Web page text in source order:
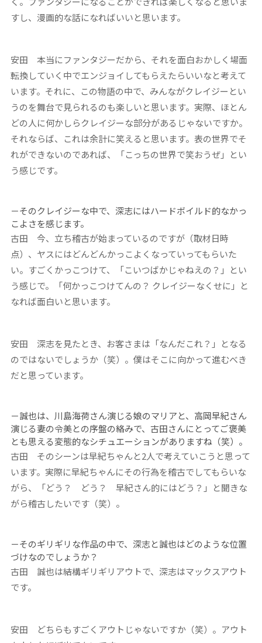
すし、漫画的な話になればいいと思います。
安田 本当にファンタジーだから、それを面白おかしく場面
転換していく中でエンジョイしてもらえたらいいなと考えて
います。それに、この物語の中で、みんながクレイジーとい
うのを舞台で見られるのも楽しいと思います。実際、ほとん
どの人に何かしらクレイジーな部分があるじゃないですか。
それならば、これは余計に笑えると思います。表の世界でそ
れができないのであれば、「こっちの世界で笑おうぜ」とい
う感じです。
－そのクレイジーな中で、 深志にはハードボイルド的なかっ
こよさを感じます。
古田 今、立ち稽古が始まっているのですが（取材日時
点）、ヤスにはどんどんかっこよくなっていってもらいた
い。すごくかっこつけて、「こいつばかじゃねえの？」とい
う感じで。「何かっこつけてんの？ クレイジーなくせに」と
なれば面白いと思います。
安田 深志を見たとき、お客さまは「なんだこれ？」となる
のではないでしょうか（笑）。僕はそこに向かって進むべき
だと思っています。
－誠也は、川島海荷さん演じる娘のマリアと、高岡早紀さん
演じる妻の令美との序盤の絡みで、古田さんにとってご褒美
とも思える変態的なシチュエーションがありますね（笑）。
古田 そのシーンは早紀ちゃんと2人で考えていこうと思って
います。実際に早紀ちゃんにその行為を稽古でしてもらいな
がら、「どう？ どう？ 早紀さん的にはどう？」と聞きな
がら稽古したいです（笑）。
－そのギリギリな作品の中で、 深志と誠也はどのような位置
づけなのでしょうか？
古田 誠也は結構ギリギリアウトで、深志はマックスアウト
です。
安田 どちらもすごくアウトじゃないですか（笑）。アウト